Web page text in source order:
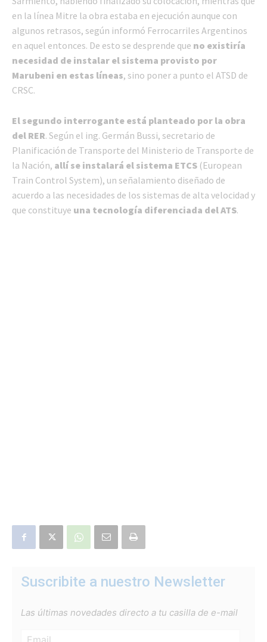
en la línea Mitre la obra estaba en ejecución aunque con
algunos retrasos, según informó Ferrocarriles Argentinos
en aquel entonces. De esto se desprende que no existiría
necesidad de instalar el sistema provisto por
Marubeni en estas líneas, sino poner a punto el ATSD de
CRSC.
El segundo interrogante está planteado por la obra
del RER. Según el ing. Germán Bussi, secretario de
Planificación de Transporte del Ministerio de Transporte de
la Nación, allí se instalará el sistema ETCS (European
Train Control System), un señalamiento diseñado de
acuerdo a las necesidades de los sistemas de alta velocidad y
que constituye una tecnología diferenciada del ATS.
Suscribite a nuestro Newsletter
Las últimas novedades directo a tu casilla de e-mail